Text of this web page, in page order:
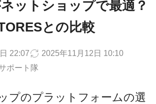
ットショップで最適？
との比較
22:07
2025年11月12日 10:10
ポート隊
プのプラットフォームの選